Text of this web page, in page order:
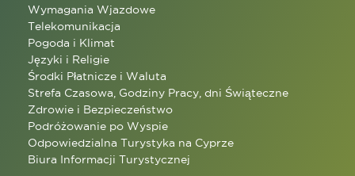
Wymagania Wjazdowe
Telekomunikacja
Pogoda i Klimat
Języki i Religie
Środki Płatnicze i Waluta
Strefa Czasowa, Godziny Pracy, dni Świąteczne
Zdrowie i Bezpieczeństwo
Podróżowanie po Wyspie
Odpowiedzialna Turystyka na Cyprze
Biura Informacji Turystycznej